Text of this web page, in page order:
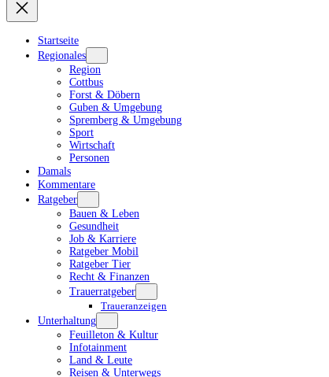
Startseite
Regionales
Region
Cottbus
Forst & Döbern
Guben & Umgebung
Spremberg & Umgebung
Sport
Wirtschaft
Personen
Damals
Kommentare
Ratgeber
Bauen & Leben
Gesundheit
Job & Karriere
Ratgeber Mobil
Ratgeber Tier
Recht & Finanzen
Trauerratgeber
Traueranzeigen
Unterhaltung
Feuilleton & Kultur
Infotainment
Land & Leute
Reisen & Unterwegs